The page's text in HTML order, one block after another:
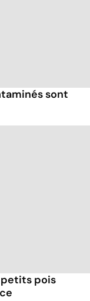
sont
petits pois